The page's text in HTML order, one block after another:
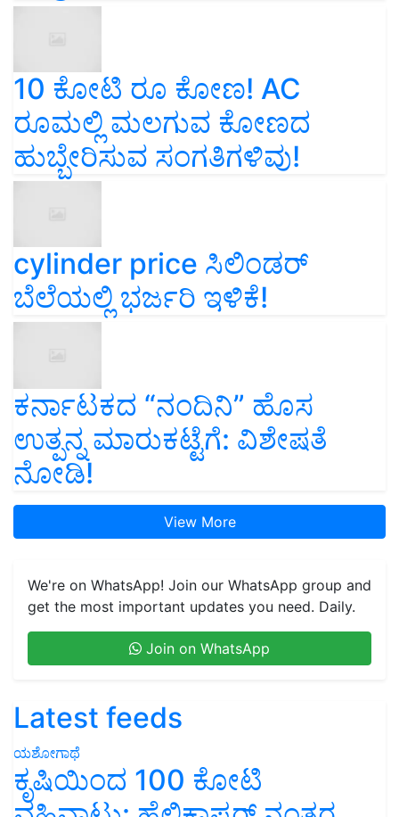
10 ಕೋಟಿ ರೂ ಕೋಣ! AC
ರೂಮಲ್ಲಿ ಮಲಗುವ ಕೋಣದ
ಹುಬ್ಬೇರಿಸುವ ಸಂಗತಿಗಳಿವು!
cylinder price ಸಿಲಿಂಡರ್‌
ಬೆಲೆಯಲ್ಲಿ ಭರ್ಜರಿ ಇಳಿಕೆ!
ಕರ್ನಾಟಕದ “ನಂದಿನಿ” ಹೊಸ
ಉತ್ಪನ್ನ ಮಾರುಕಟ್ಟೆಗೆ: ವಿಶೇಷತೆ
ನೋಡಿ!
View More
We're on WhatsApp! Join our WhatsApp group and
get the most important updates you need. Daily.
Join on WhatsApp
Latest feeds
ಯಶೋಗಾಥೆ
ಕೃಷಿಯಿಂದ 100 ಕೋಟಿ